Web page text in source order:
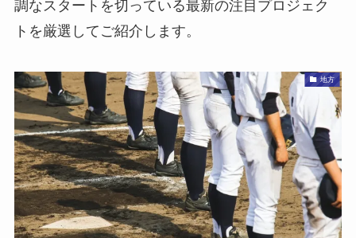
調なスタートを切っている最新の注目プロジェク
トを厳選してご紹介します。
地方